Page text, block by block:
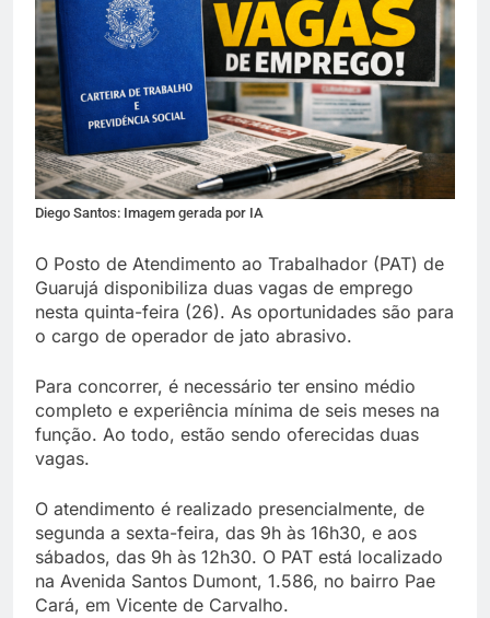
Diego Santos: Imagem gerada por IA
O Posto de Atendimento ao Trabalhador (PAT) de
Guarujá disponibiliza duas vagas de emprego
nesta quinta-feira (26). As oportunidades são para
o cargo de operador de jato abrasivo.
Para concorrer, é necessário ter ensino médio
completo e experiência mínima de seis meses na
função. Ao todo, estão sendo oferecidas duas
vagas.
O atendimento é realizado presencialmente, de
segunda a sexta-feira, das 9h às 16h30, e aos
sábados, das 9h às 12h30. O PAT está localizado
na Avenida Santos Dumont, 1.586, no bairro Pae
Cará, em Vicente de Carvalho.